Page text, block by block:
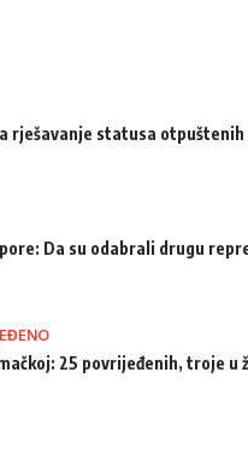
rješavanje statusa
Da su odabrali drugu
25 povrijeđenih, troje u